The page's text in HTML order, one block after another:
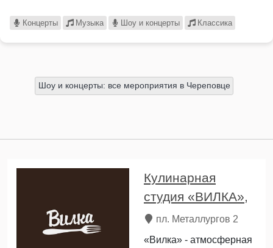
Концерты Музыка Шоу и концерты Классика
Шоу и концерты: все мероприятия в Череповце
Кулинарная
студия «ВИЛКА»,
пл. Металлургов 2
«Вилка» - атмосферная